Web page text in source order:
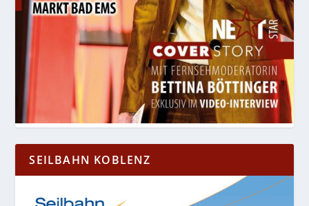
SEILBAHN KOBLENZ